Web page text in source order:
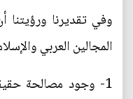
وفي تقديرنا ورؤيتنا
المجالين العربي
1- وجود مصالحة